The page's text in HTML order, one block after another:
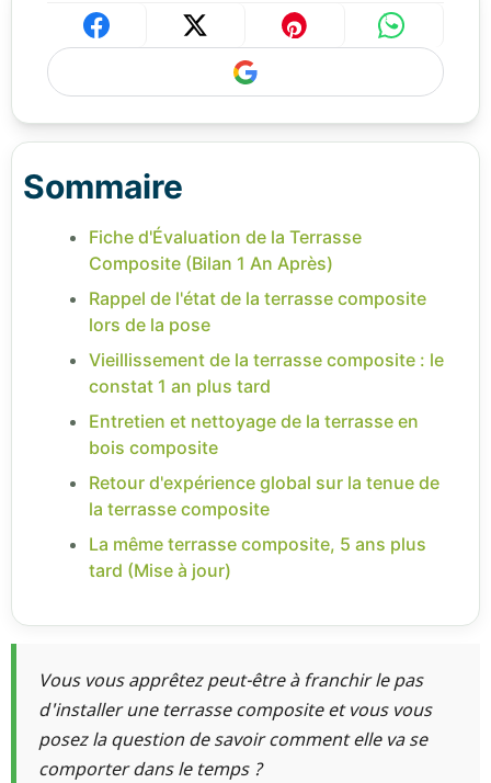
Sommaire
Fiche d'Évaluation de la Terrasse
Composite (Bilan 1 An Après)
Rappel de l'état de la terrasse composite
lors de la pose
Vieillissement de la terrasse composite : le
constat 1 an plus tard
Entretien et nettoyage de la terrasse en
bois composite
Retour d'expérience global sur la tenue de
la terrasse composite
La même terrasse composite, 5 ans plus
tard (Mise à jour)
Vous vous apprêtez peut-être à franchir le pas
d'installer une terrasse composite et vous vous
posez la question de savoir comment elle va se
comporter dans le temps ?